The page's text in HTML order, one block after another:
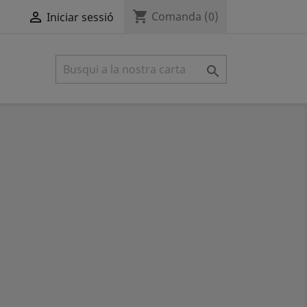
 Iniciar sessió shopping_cart Comanda (0)
